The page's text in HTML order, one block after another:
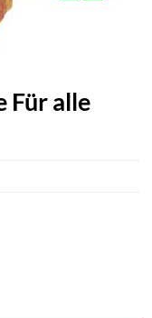
Für alle